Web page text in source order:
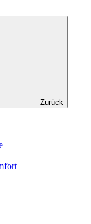
Zurück